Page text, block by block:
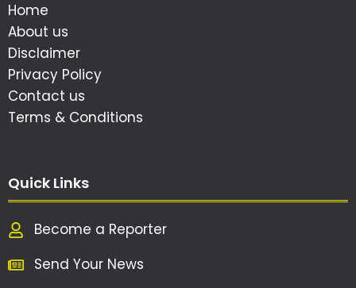
Home
About us
Disclaimer
Privacy Policy
Contact us
Terms & Conditions
Quick Links
Become a Reporter
Send Your News